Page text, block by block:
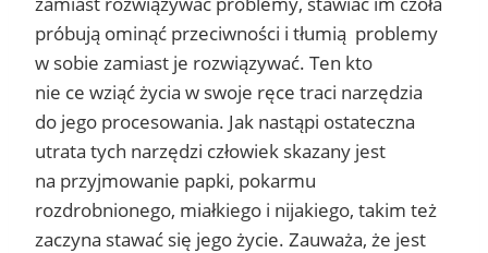
próbują ominąć przeciwności i tłumią problemy
w sobie zamiast je rozwiązywać. Ten kto
nie ce wziąć życia w swoje ręce traci narzędzia
do jego procesowania. Jak nastąpi ostateczna
utrata tych narzędzi człowiek skazany jest
na przyjmowanie papki, pokarmu
rozdrobnionego, miałkiego i nijakiego, takim też
zaczyna stawać się jego życie. Zauważa, że jest